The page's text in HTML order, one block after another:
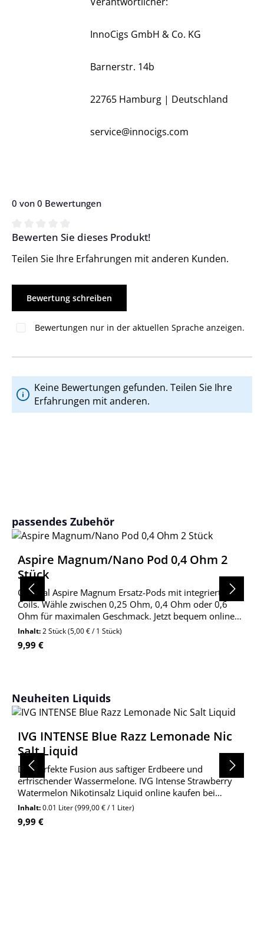
InnoCigs GmbH & Co. KG
Barnerstr. 14b
22765 Hamburg | Deutschland
service@innocigs.com
0 von 0 Bewertungen
Durchschnittliche Bewertung von 0 von 5 Sternen
Bewerten Sie dieses Produkt!
Teilen Sie Ihre Erfahrungen mit anderen Kunden.
Bewertung schreiben
Bewertungen nur in der aktuellen Sprache anzeigen.
Keine Bewertungen gefunden. Teilen Sie Ihre
Erfahrungen mit anderen.
Produktgalerie überspringen
passendes Zubehör
Aspire Magnum/Nano Pod 0,4 Ohm 2
Stück
Original Aspire Magnum Ersatz-Pods mit integrierten
Coils. Wähle zwischen 0,25 Ohm, 0,4 Ohm oder 0,6
Ohm für maximalen Geschmack. Jetzt bequem online
bestellen!
Inhalt:2 Stück(5,00 € / 1 Stück)
Regulärer Preis:
9,99 €
Produktgalerie überspringen
Neuheiten Liquids
IVG INTENSE Blue Razz Lemonade Nic
Salt Liquid
Die perfekte Fusion aus saftiger Erdbeere und
erfrischender Wassermelone. IVG Intense Strawberry
Watermelon Nikotinsalz Liquid online kaufen bei
Wolkengarage!
Inhalt:0.01 Liter(999,00 € / 1 Liter)
Regulärer Preis:
9,99 €